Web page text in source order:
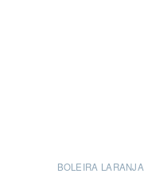
BOLEIRA LARANJA